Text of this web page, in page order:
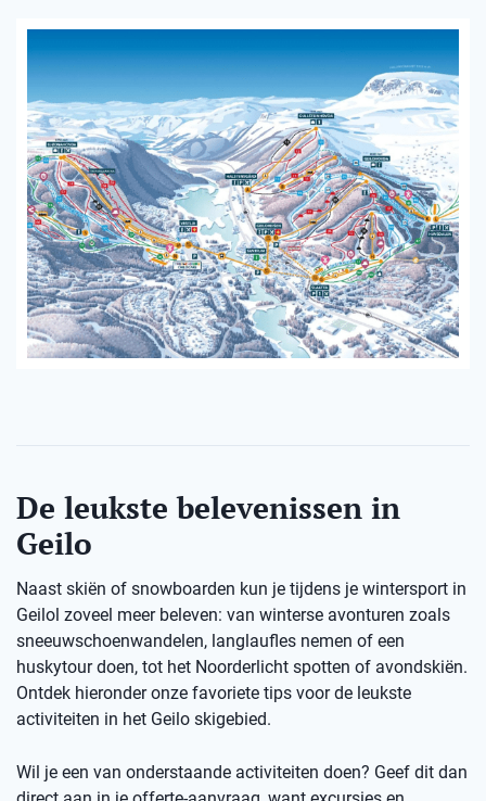
De leukste belevenissen in
Geilo
Naast skiën of snowboarden kun je tijdens je wintersport in
Geilol zoveel meer beleven: van winterse avonturen zoals
sneeuwschoenwandelen, langlaufles nemen of een
huskytour doen, tot het Noorderlicht spotten of avondskiën.
Ontdek hieronder onze favoriete tips voor de leukste
activiteiten in het Geilo skigebied.
Wil je een van onderstaande activiteiten doen? Geef dit dan